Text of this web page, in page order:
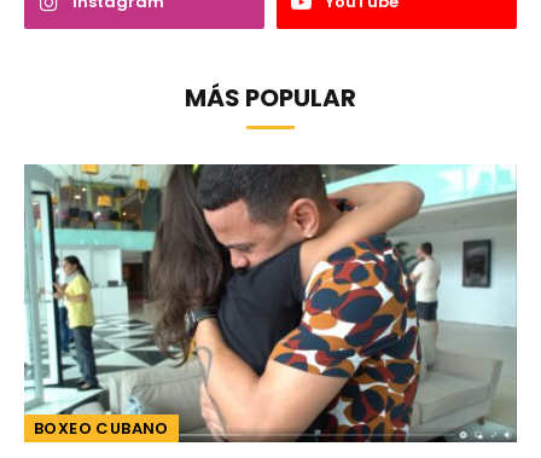
MÁS POPULAR
BOXEO CUBANO